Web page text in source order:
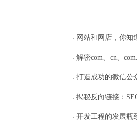
网站和网店，你知
解密com、cn、
打造成功的微信公
揭秘反向链接：
开发工程的发展瓶